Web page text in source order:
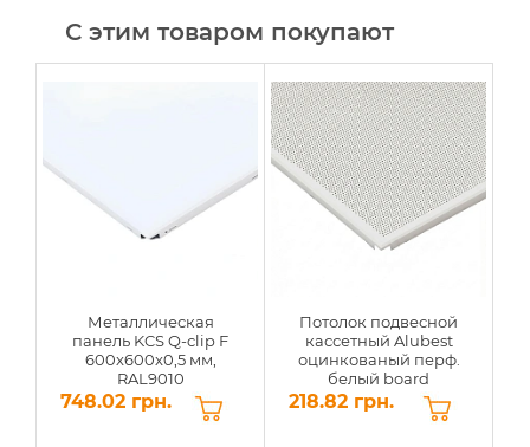
С этим товаром покупают
Металлическая
панель KCS Q-clip F
600x600x0,5 мм,
RAL9010
748.02 грн.
Потолок подвесной
кассетный Alubest
оцинкованый перф.
белый board
600х600мм
218.82 грн.